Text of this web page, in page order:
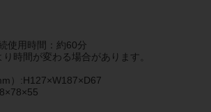
使用時間：約60分
時間が変わる場合があります。
）:H127×W187×D67